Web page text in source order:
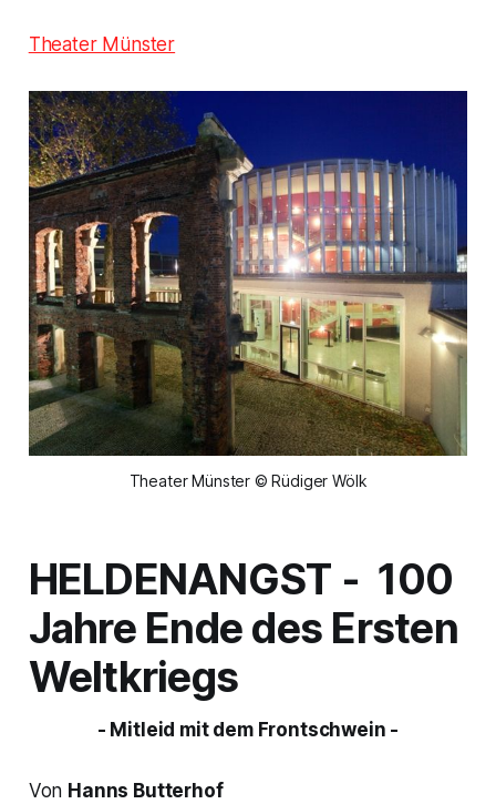
Theater Münster
Theater Münster © Rüdiger Wölk
HELDENANGST - 100
Jahre Ende des Ersten
Weltkriegs
- Mitleid mit dem Frontschwein -
Von Hanns Butterhof